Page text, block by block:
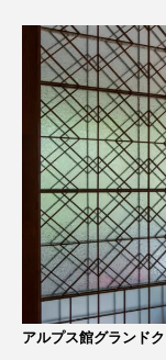
アルプス館グランド